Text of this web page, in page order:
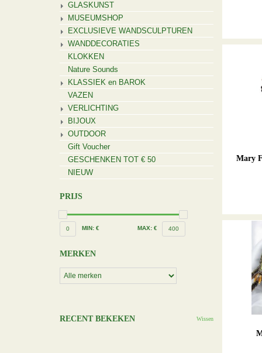
GLASKUNST
MUSEUMSHOP
EXCLUSIEVE WANDSCULPTUREN
WANDDECORATIES
KLOKKEN
Nature Sounds
KLASSIEK en BAROK
VAZEN
VERLICHTING
BIJOUX
OUTDOOR
Gift Voucher
GESCHENKEN TOT € 50
NIEUW
PRIJS
0 MIN: € MAX: € 400
MERKEN
RECENT BEKEKEN Wissen
Mary